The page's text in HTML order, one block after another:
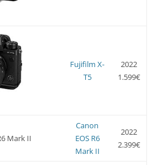
Fujifilm X-
T5
2022
1.599€
Canon
EOS R6
Mark II
2022
2.399€